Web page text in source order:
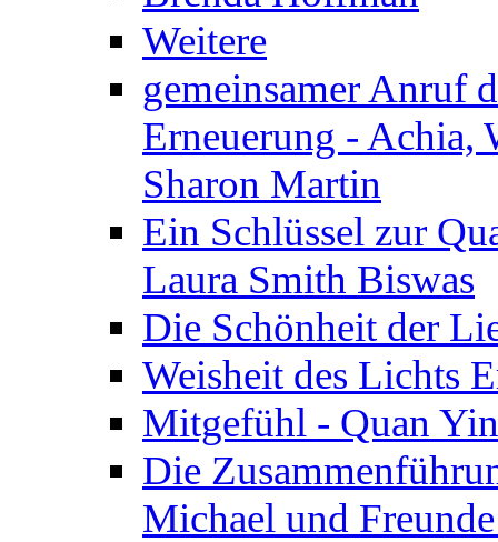
Weitere
gemeinsamer Anruf
Erneuerung - Achia,
Sharon Martin
Ein Schlüssel zur
Laura Smith Biswas
Die Schönheit der
Weisheit des Lichts
Mitgefühl - Quan
Die
Michael und